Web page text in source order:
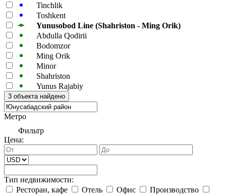
Tinchlik
Toshkent
Yunusobod Line (Shahriston - Ming Orik)
Abdulla Qodirii
Bodomzor
Ming Orik
Minor
Shahriston
Yunus Rajabiy
Метро
Фильтр
Цена:
Тип недвижимости:
Ресторан, кафе
Отель Офис
Производство